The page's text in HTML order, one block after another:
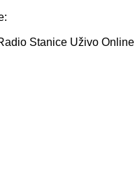
Stanice Uživo Online